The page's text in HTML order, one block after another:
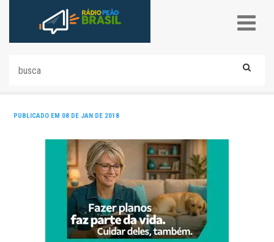
PUBLICADO EM 08 DE JAN DE 2018